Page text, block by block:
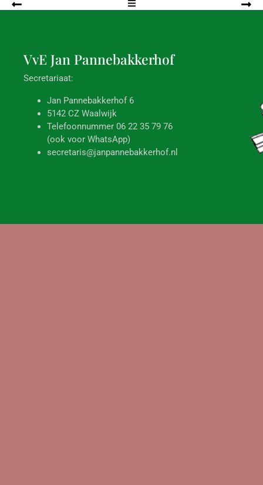
VvE Jan Pannebakkerhof
Secretariaat:
Jan Pannebakkerhof 6
5142 CZ Waalwijk
Telefoonnummer 06 22 35 79 76
(ook voor WhatsApp)
secretaris@janpannebakkerhof.nl